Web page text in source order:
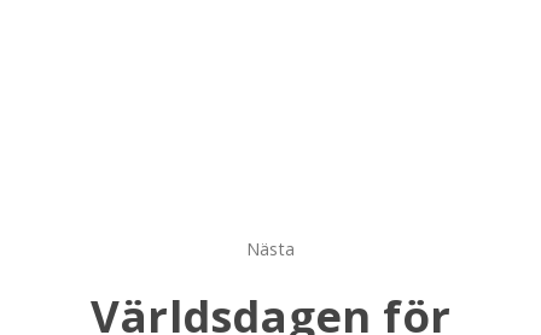
Nästa
Nästa
Världsdagen för